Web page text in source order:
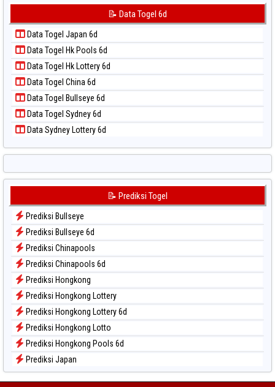
📝 Pola Dasar Taiwan
Data Togel Kuda Lari
Data Togel Magnum Cambodia
Data Togel Nagoya
Data Togel North Carolina Day
Data Togel Pcso
Data Togel Sao Paulo
Data Togel Singapore
Data Togel Sydney
Data Togel Sydney Lottery
Data Togel Sydney Lotto
Data Togel Sydney Pools 6d
Data Togel Taipei
Data Togel Taiwan
📝 Data Togel 6d
Data Togel Japan 6d
Data Togel Hk Pools 6d
Data Togel Hk Lottery 6d
Data Togel China 6d
Data Togel Bullseye 6d
Data Togel Sydney 6d
Data Sydney Lottery 6d
📝 Prediksi Togel
Prediksi Bullseye
Prediksi Bullseye 6d
Prediksi Chinapools
Prediksi Chinapools 6d
Prediksi Hongkong
Prediksi Hongkong Lottery
Prediksi Hongkong Lottery 6d
Prediksi Hongkong Lotto
Prediksi Hongkong Pools 6d
Prediksi Japan
Prediksi Japan 6d